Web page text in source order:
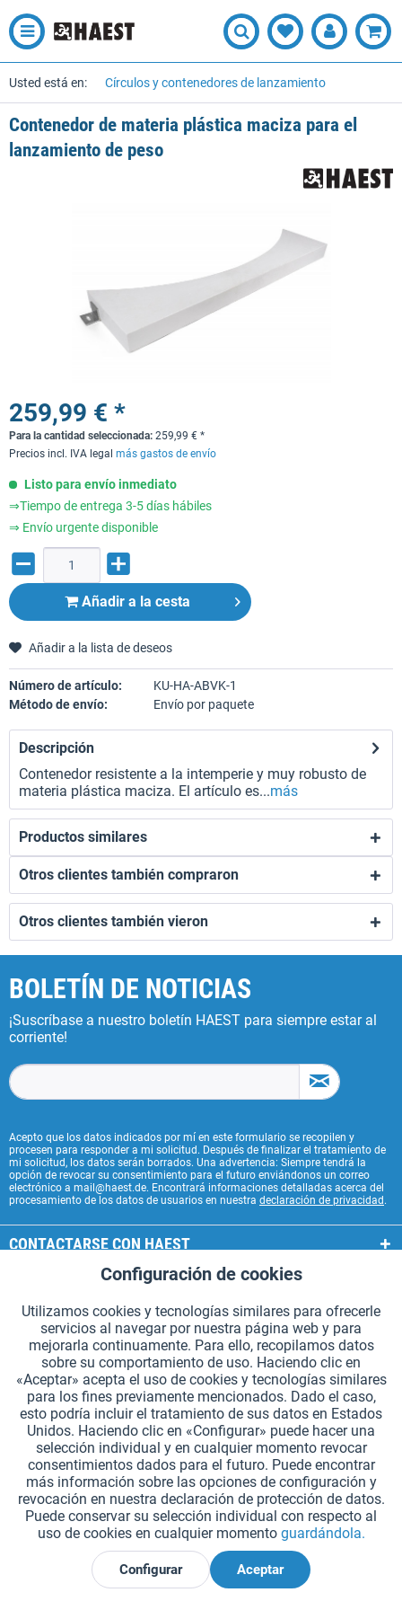
Usted está en: Círculos y contenedores de lanzamiento
Contenedor de materia plástica maciza para el
lanzamiento de peso
259,99 € *
Para la cantidad seleccionada: 259,99 € *
Precios incl. IVA legal más gastos de envío
Listo para envío inmediato
⇒Tiempo de entrega 3-5 días hábiles
⇒ Envío urgente disponible
Añadir a la cesta
Añadir a la lista de deseos
Número de artículo:
KU-HA-ABVK-1
Método de envío:
Envío por paquete
Descripción
Contenedor resistente a la intemperie y muy robusto de
materia plástica maciza. El artículo es...más
Productos similares
Otros clientes también compraron
Otros clientes también vieron
BOLETÍN DE NOTICIAS
¡Suscríbase a nuestro boletín HAEST para siempre estar al
corriente!
Acepto que los datos indicados por mí en este formulario se recopilen y
procesen para responder a mi solicitud. Después de finalizar el tratamiento de
mi solicitud, los datos serán borrados. Una advertencia: Siempre tendrá la
opción de revocar su consentimiento para el futuro enviándonos un correo
electrónico a mail@haest.de. Encontrará informaciones detalladas acerca del
procesamiento de los datos de usuarios en nuestra declaración de privacidad .
CONTACTARSE CON HAEST
SERVICIOS HAEST
INFORMACIÓN GENERAL
MODOS DE PAGO
*Todos los precios incluyen IVA. Se añaden los gastos de envío..
Configuración de cookies Solicitar catálogos (en alemán)
Grabados láser en testigos Boletín ¿Quiénes somos? Ayuda
Contacto Envío y pago Devolución y reembolso
Derecho de revocación Protección de datos
Condiciones generales de contratación Aviso legal
Declarar el desistimiento
Funcionales Aktiv
Seguimiento Aktiv
Configuración de cookies
Utilizamos cookies y tecnologías similares para ofrecerle
servicios al navegar por nuestra página web y para
mejorarla continuamente. Para ello, recopilamos datos
sobre su comportamiento de uso. Haciendo clic en
«Aceptar» acepta el uso de cookies y tecnologías similares
para los fines previamente mencionados. Dado el caso,
esto podría incluir el tratamiento de sus datos en Estados
Unidos. Haciendo clic en «Configurar» puede hacer una
selección individual y en cualquier momento revocar
consentimientos dados para el futuro. Puede encontrar
más información sobre las opciones de configuración y
revocación en nuestra declaración de protección de datos.
Puede conservar su selección individual con respecto al
uso de cookies en cualquier momento guardándola.
Configurar Aceptar